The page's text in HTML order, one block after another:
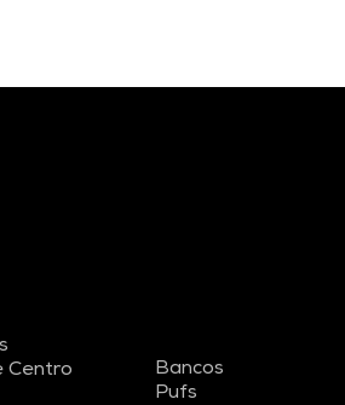
Centro
Bancos
Pufs